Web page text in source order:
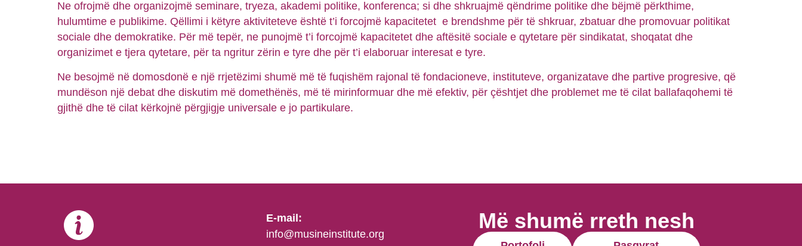
Ne ofrojmë dhe organizojmë seminare, tryeza, akademi politike, konferenca; si dhe shkruajmë qëndrime politike dhe bëjmë përkthime,
hulumtime e publikime. Qëllimi i këtyre aktiviteteve është t’i forcojmë kapacitetet e brendshme për të shkruar, zbatuar dhe promovuar politikat
sociale dhe demokratike. Për më tepër, ne punojmë t’i forcojmë kapacitetet dhe aftësitë sociale e qytetare për sindikatat, shoqatat dhe
organizimet e tjera qytetare, për ta ngritur zërin e tyre dhe për t’i elaboruar interesat e tyre.
Ne besojmë në domosdonë e një rrjetëzimi shumë më të fuqishëm rajonal të fondacioneve, instituteve, organizatave dhe partive progresive, që
mundëson një debat dhe diskutim më domethënës, më të mirinformuar dhe më efektiv, për çështjet dhe problemet me të cilat ballafaqohemi të
gjithë dhe të cilat kërkojnë përgjigje universale e jo partikulare.
E-mail:
info@musineinstitute.org
Më shumë rreth nesh